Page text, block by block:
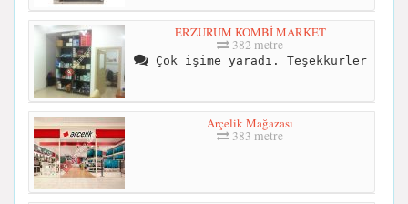
ERZURUM KOMBİ MARKET
382 metre
Çok işime yaradı. Teşekkürler
Arçelik Mağazası
383 metre